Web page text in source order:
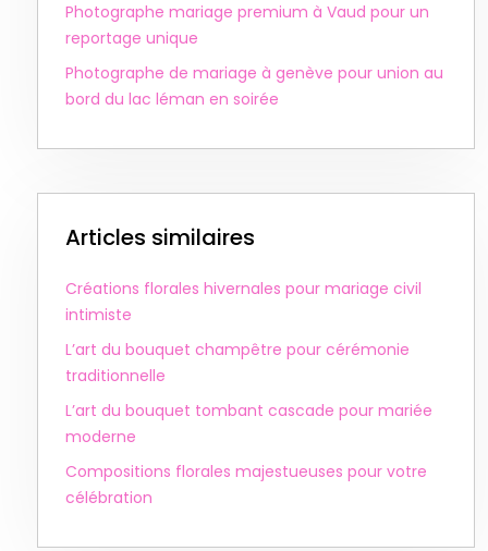
Photographe mariage premium à Vaud pour un
reportage unique
Photographe de mariage à genève pour union au
bord du lac léman en soirée
Articles similaires
Créations florales hivernales pour mariage civil
intimiste
L’art du bouquet champêtre pour cérémonie
traditionnelle
L’art du bouquet tombant cascade pour mariée
moderne
Compositions florales majestueuses pour votre
célébration